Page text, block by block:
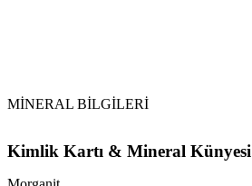
MİNERAL BİLGİLERİ
Kimlik Kartı & Mineral Künyesi